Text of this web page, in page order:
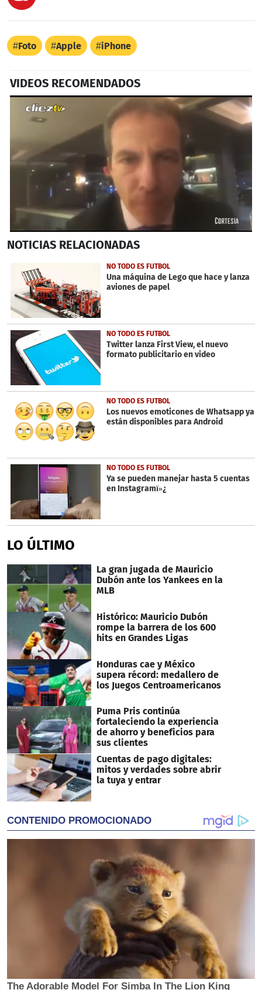
Foto Apple iPhone
VIDEOS RECOMENDADOS
seconds
seconds
NOTICIAS RELACIONADAS
NO TODO ES FUTBOL
Una máquina de Lego que hace y lanza
aviones de papel
NO TODO ES FUTBOL
Twitter lanza First View, el nuevo
formato publicitario en video
NO TODO ES FUTBOL
Los nuevos emoticones de Whatsapp ya
están disponibles para Android
NO TODO ES FUTBOL
Ya se pueden manejar hasta 5 cuentas
en Instagramï»¿
LO ÚLTIMO
La gran jugada de Mauricio
Dubón ante los Yankees en la
MLB
Histórico: Mauricio Dubón
rompe la barrera de los 600
hits en Grandes Ligas
Honduras cae y México
supera récord: medallero de
los Juegos Centroamericanos
Puma Pris continúa
fortaleciendo la experiencia
de ahorro y beneficios para
sus clientes
Cuentas de pago digitales:
mitos y verdades sobre abrir
la tuya y entrar